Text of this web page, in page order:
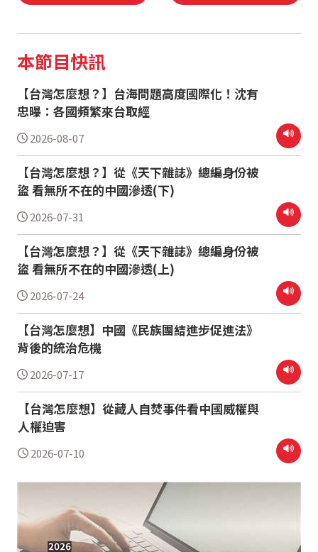
本節目快訊
【台灣怎麼想？】台海問題高度國際化！沈有
忠曝：各國頻繁來台取經
2026-08-07
【台灣怎麼想？】從《天下雜誌》總編身份被
盜 看無所不在的中國滲透(下)
2026-07-31
【台灣怎麼想？】從《天下雜誌》總編身份被
盜 看無所不在的中國滲透(上)
2026-07-24
【台灣怎麼想】中國《民族團結進步促進法》
背後的統治危機
2026-07-17
【台灣怎麼想】從藏人自焚事件看中國威權與
人權迫害
2026-07-10